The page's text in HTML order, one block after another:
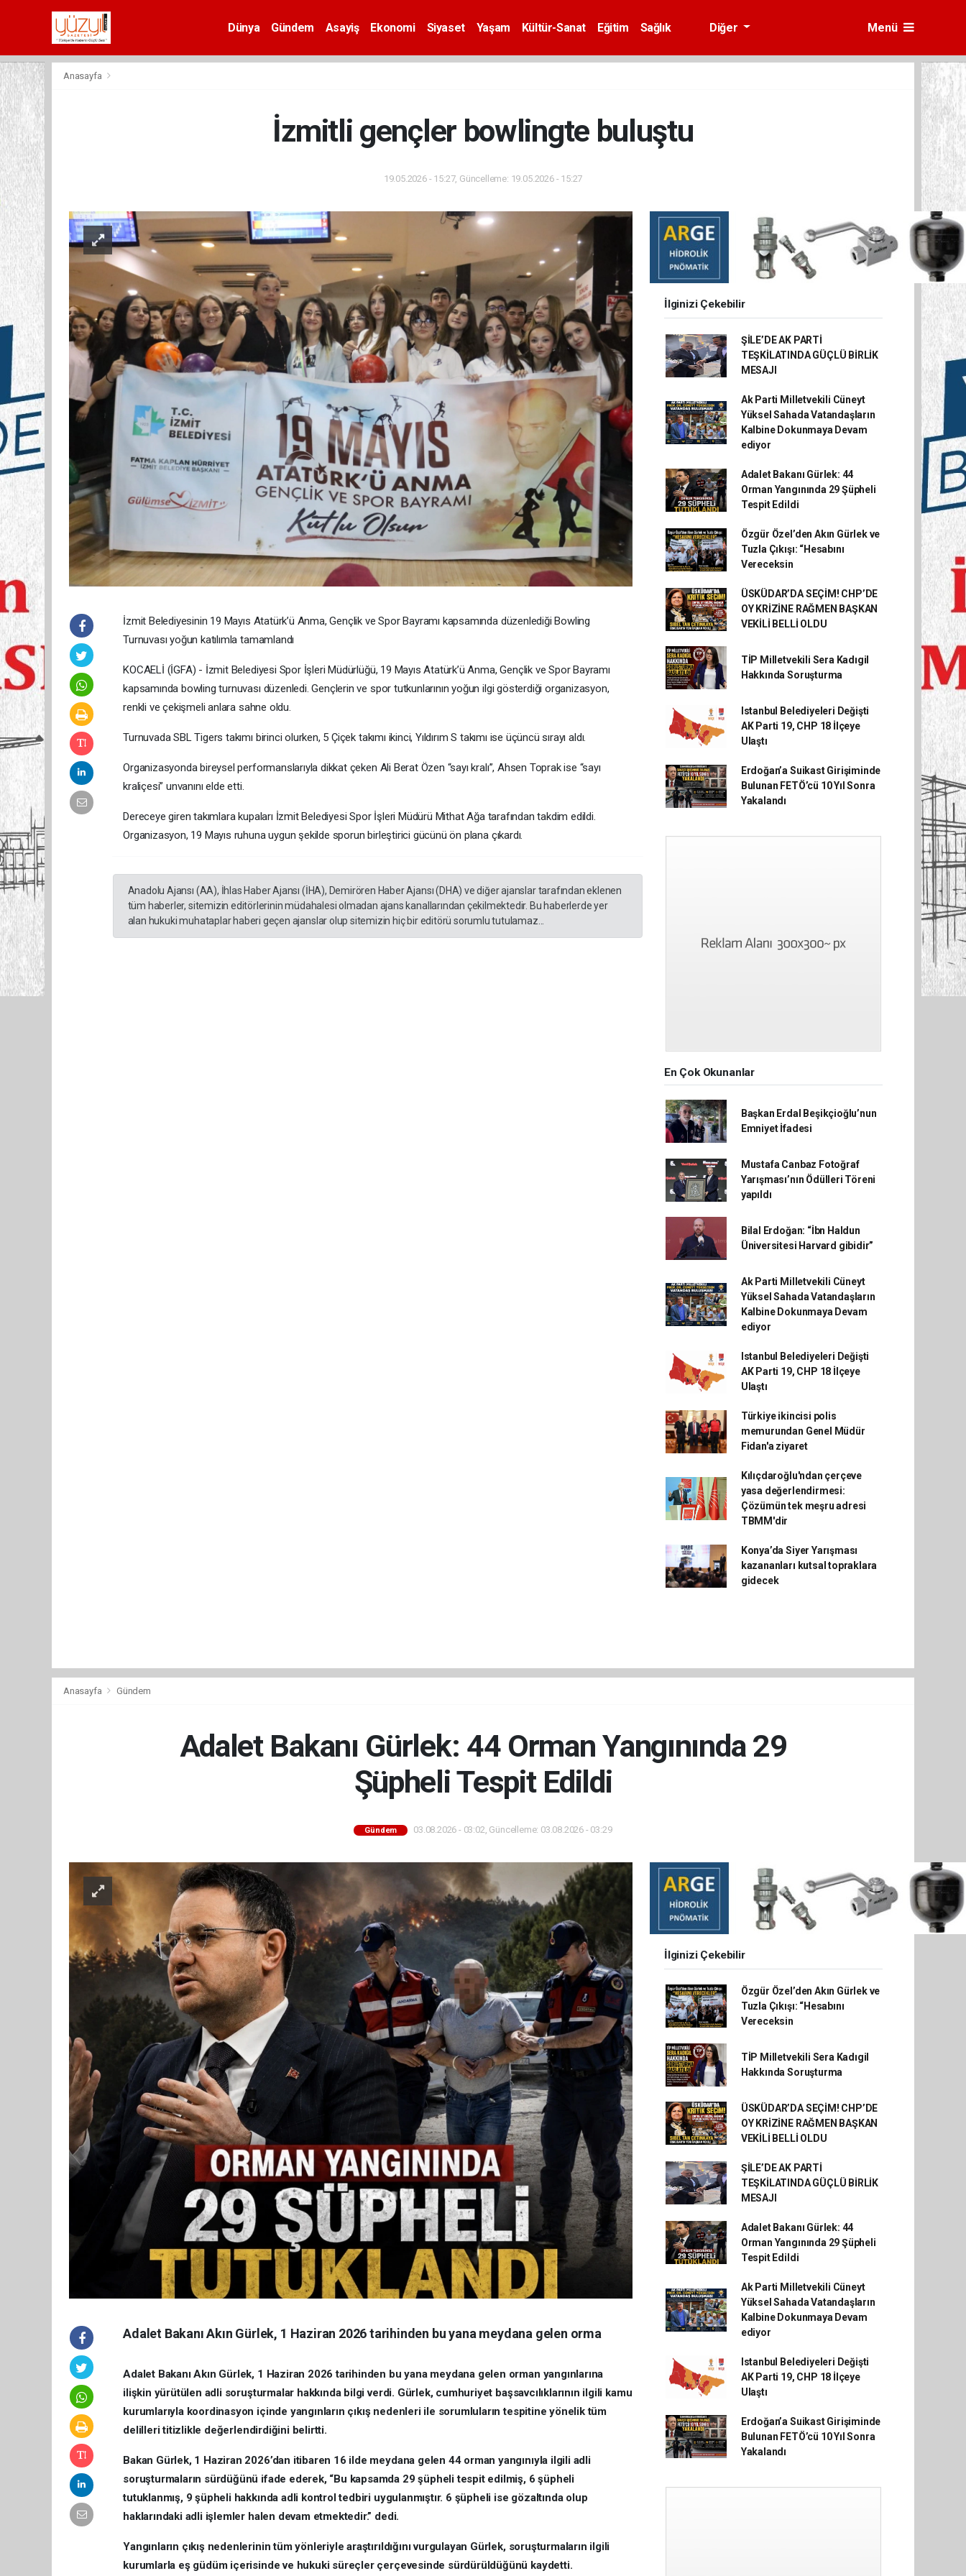
Dünya Gündem Asayiş Ekonomi Siyaset Yaşam Kültür-Sanat Eğitim
Sağlık
Diğer Menü
Anasayfa
İzmitli gençler bowlingte buluştu
19.05.2026 - 15:27, Güncelleme: 19.05.2026 - 15:27
İzmit Belediyesinin 19 Mayıs Atatürk’ü Anma, Gençlik ve Spor Bayramı kapsamında düzenlediği Bowling
Turnuvası yoğun katılımla tamamlandı
KOCAELİ (İGFA) - İzmit Belediyesi Spor İşleri Müdürlüğü, 19 Mayıs Atatürk’ü Anma, Gençlik ve Spor Bayramı
kapsamında bowling turnuvası düzenledi. Gençlerin ve spor tutkunlarının yoğun ilgi gösterdiği organizasyon,
renkli ve çekişmeli anlara sahne oldu.
Turnuvada SBL Tigers takımı birinci olurken, 5 Çiçek takımı ikinci, Yıldırım S takımı ise üçüncü sırayı aldı.
Organizasyonda bireysel performanslarıyla dikkat çeken Ali Berat Özen “sayı kralı”, Ahsen Toprak ise “sayı
kraliçesi” unvanını elde etti.
Dereceye giren takımlara kupaları İzmit Belediyesi Spor İşleri Müdürü Mithat Ağa tarafından takdim edildi.
Organizasyon, 19 Mayıs ruhuna uygun şekilde sporun birleştirici gücünü ön plana çıkardı.
Anadolu Ajansı (AA), İhlas Haber Ajansı (İHA), Demirören Haber Ajansı (DHA) ve diğer ajanslar tarafından eklenen
tüm haberler, sitemizin editörlerinin müdahalesi olmadan ajans kanallarından çekilmektedir. Bu haberlerde yer
alan hukuki muhataplar haberi geçen ajanslar olup sitemizin hiç bir editörü sorumlu tutulamaz...
İlginizi Çekebilir
ŞİLE’DE AK PARTİ
TEŞKİLATINDA GÜÇLÜ BİRLİK
MESAJI
Ak Parti Milletvekili Cüneyt
Yüksel Sahada Vatandaşların
Kalbine Dokunmaya Devam
ediyor
Adalet Bakanı Gürlek: 44
Orman Yangınında 29 Şüpheli
Tespit Edildi
Özgür Özel’den Akın Gürlek ve
Tuzla Çıkışı: “Hesabını
Vereceksin
ÜSKÜDAR’DA SEÇİM! CHP’DE
OY KRİZİNE RAĞMEN BAŞKAN
VEKİLİ BELLİ OLDU
TİP Milletvekili Sera Kadıgil
Hakkında Soruşturma
Istanbul Belediyeleri Değişti
AK Parti 19, CHP 18 İlçeye
Ulaştı
Erdoğan’a Suikast Girişiminde
Bulunan FETÖ’cü 10 Yıl Sonra
Yakalandı
En Çok Okunanlar
Başkan Erdal Beşikçioğlu’nun
Emniyet İfadesi
Mustafa Canbaz Fotoğraf
Yarışması’nın Ödülleri Töreni
yapıldı
Bilal Erdoğan: “İbn Haldun
Üniversitesi Harvard gibidir”
Ak Parti Milletvekili Cüneyt
Yüksel Sahada Vatandaşların
Kalbine Dokunmaya Devam
ediyor
Istanbul Belediyeleri Değişti
AK Parti 19, CHP 18 İlçeye
Ulaştı
Türkiye ikincisi polis
memurundan Genel Müdür
Fidan'a ziyaret
Kılıçdaroğlu'ndan çerçeve
yasa değerlendirmesi:
Çözümün tek meşru adresi
TBMM'dir
Konya’da Siyer Yarışması
kazananları kutsal topraklara
gidecek
Anasayfa Gündem
Adalet Bakanı Gürlek: 44 Orman Yangınında 29
Şüpheli Tespit Edildi
Gündem 03.08.2026 - 03:02, Güncelleme: 03.08.2026 - 03:29
Adalet Bakanı Akın Gürlek, 1 Haziran 2026 tarihinden bu yana meydana gelen orma
Adalet Bakanı Akın Gürlek, 1 Haziran 2026 tarihinden bu yana meydana gelen orman yangınlarına
ilişkin yürütülen adli soruşturmalar hakkında bilgi verdi. Gürlek, cumhuriyet başsavcılıklarının ilgili kamu
kurumlarıyla koordinasyon içinde yangınların çıkış nedenleri ile sorumluların tespitine yönelik tüm
delilleri titizlikle değerlendirdiğini belirtti.
Bakan Gürlek, 1 Haziran 2026’dan itibaren 16 ilde meydana gelen 44 orman yangınıyla ilgili adli
soruşturmaların sürdüğünü ifade ederek, “Bu kapsamda 29 şüpheli tespit edilmiş, 6 şüpheli
tutuklanmış, 9 şüpheli hakkında adli kontrol tedbiri uygulanmıştır. 6 şüpheli ise gözaltında olup
haklarındaki adli işlemler halen devam etmektedir.” dedi.
Yangınların çıkış nedenlerinin tüm yönleriyle araştırıldığını vurgulayan Gürlek, soruşturmaların ilgili
kurumlarla eş güdüm içerisinde ve hukuki süreçler çerçevesinde sürdürüldüğünü kaydetti.
İlginizi Çekebilir
Özgür Özel’den Akın Gürlek ve
Tuzla Çıkışı: “Hesabını
Vereceksin
TİP Milletvekili Sera Kadıgil
Hakkında Soruşturma
ÜSKÜDAR’DA SEÇİM! CHP’DE
OY KRİZİNE RAĞMEN BAŞKAN
VEKİLİ BELLİ OLDU
ŞİLE’DE AK PARTİ
TEŞKİLATINDA GÜÇLÜ BİRLİK
MESAJI
Adalet Bakanı Gürlek: 44
Orman Yangınında 29 Şüpheli
Tespit Edildi
Ak Parti Milletvekili Cüneyt
Yüksel Sahada Vatandaşların
Kalbine Dokunmaya Devam
ediyor
Istanbul Belediyeleri Değişti
AK Parti 19, CHP 18 İlçeye
Ulaştı
Erdoğan’a Suikast Girişiminde
Bulunan FETÖ’cü 10 Yıl Sonra
Yakalandı